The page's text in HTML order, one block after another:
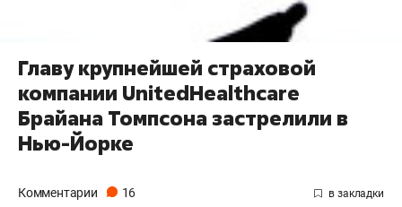
Главу крупнейшей страховой
компании UnitedHealthcare
Брайана Томпсона застрелили в
Нью-Йорке
Комментарии 16